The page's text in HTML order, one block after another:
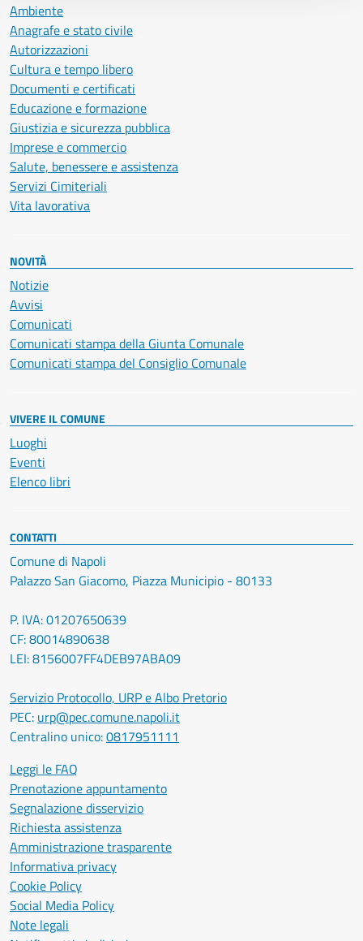
Ambiente
Anagrafe e stato civile
Autorizzazioni
Cultura e tempo libero
Documenti e certificati
Educazione e formazione
Giustizia e sicurezza pubblica
Imprese e commercio
Salute, benessere e assistenza
Servizi Cimiteriali
Vita lavorativa
NOVITÀ
Notizie
Avvisi
Comunicati
Comunicati stampa della Giunta Comunale
Comunicati stampa del Consiglio Comunale
VIVERE IL COMUNE
Luoghi
Eventi
Elenco libri
CONTATTI
Comune di Napoli
Palazzo San Giacomo, Piazza Municipio - 80133
P. IVA: 01207650639
CF: 80014890638
LEI: 8156007FF4DEB97ABA09
Servizio Protocollo, URP e Albo Pretorio
PEC: urp@pec.comune.napoli.it
Centralino unico:0817951111
Leggi le FAQ
Prenotazione appuntamento
Segnalazione disservizio
Richiesta assistenza
Amministrazione trasparente
Informativa privacy
Cookie Policy
Social Media Policy
Note legali